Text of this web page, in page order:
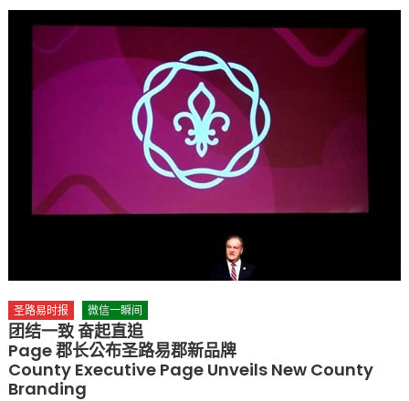
执掌密苏里植物园近四十年 致力推动全球植物多样性研究与中美
合作 Peter Raven 博士逝世 享年89岁
一晃三十年，初夏又相逢。中华日，等你来赴约 —— 密苏里植物
园“中华日三十周年特别报道（五）
筝声与琴韵交汇：刘励(Li Statler)与钢琴家Darek演绎一场古筝
与钢琴的精彩对话
圣路易时报 微信一瞬间
团结一致 奋起直追
Page 郡长公布圣路易郡新品牌
County Executive Page Unveils New County
Branding